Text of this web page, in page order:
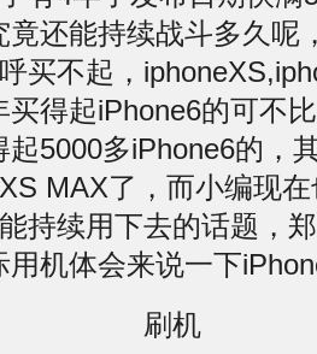
还能持续战斗多久呢
买不起，
得起iPhone6的可不
5000多iPhone6的，
MAX了，而小编现
持续用下去的话题，
机体会来说一下